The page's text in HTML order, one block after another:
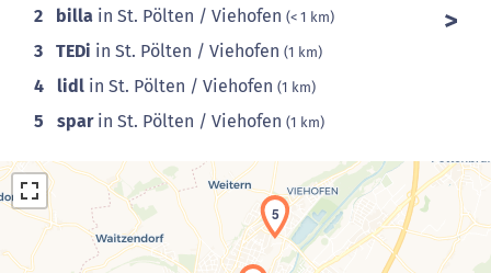
2 billa in St. Pölten / Viehofen (< 1 km)
3 TEDi in St. Pölten / Viehofen (1 km)
4 lidl in St. Pölten / Viehofen (1 km)
5 sparin St. Pölten / Viehofen (1 km)
5